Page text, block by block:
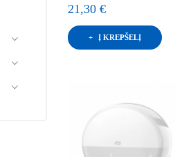
21,30 €
Į KREPŠELĮ